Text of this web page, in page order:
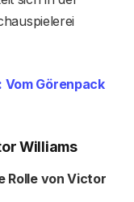
Vom Görenpack
Williams
Rolle von Victor